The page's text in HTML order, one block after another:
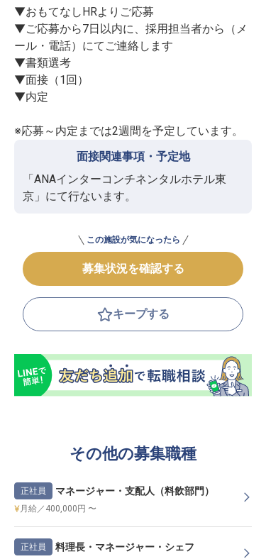
▼おもてなしHRよりご応募
▼ご応募から7日以内に、採用担当者から（メ
ール・電話）にてご連絡します
▼書類選考
▼面接（1回）
▼内定
※応募～内定までは2週間を予定しています。
面接関連事項・予定地
「ANAインターコンチネンタルホテル東
京」にて行ないます。
この施設が気になったら
募集状況を確認する
キープする
その他の募集職種
正社員 マネージャー・支配人（料飲部門）
月給／400,000円 〜
正社員 料理長・マネージャー・シェフ